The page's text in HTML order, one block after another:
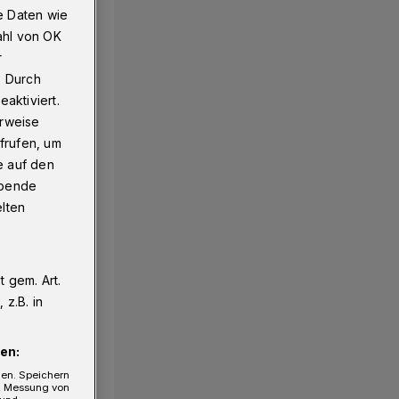
Daten wie
von OK
Durch
um
auf den
gem. Art.
z.B. in
Speichern
von